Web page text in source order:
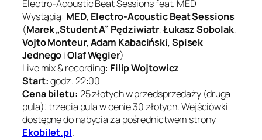
Electro-Acoustic Beat Sessions feat. MED
Wystąpią: MED, Electro-Acoustic Beat Sessions
(Marek „Student A” Pędziwiatr,Łukasz Sobolak,
Vojto Monteur,Adam Kabaciński,Spisek
JednegoiOlaf Węgier)
Live mix & recording: Filip Wojtowicz
Start:godz. 22:00
Cena biletu: 25 złotych w przedsprzedaży (druga
pula); trzecia pula w cenie 30 złotych. Wejściówki
dostępne do nabycia za pośrednictwem strony
Ekobilet.pl.